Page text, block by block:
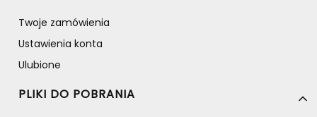
Twoje zamówienia
Ustawienia konta
Ulubione
PLIKI DO POBRANIA